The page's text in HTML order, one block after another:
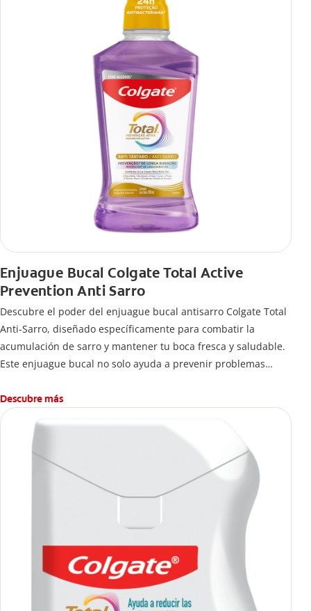
Enjuague Bucal Colgate Total Active
Prevention Anti Sarro
Descubre el poder del enjuague bucal antisarro Colgate Total
Anti-Sarro, diseñado específicamente para combatir la
acumulación de sarro y mantener tu boca fresca y saludable.
Este enjuague bucal no solo ayuda a prevenir problemas
Descubre más